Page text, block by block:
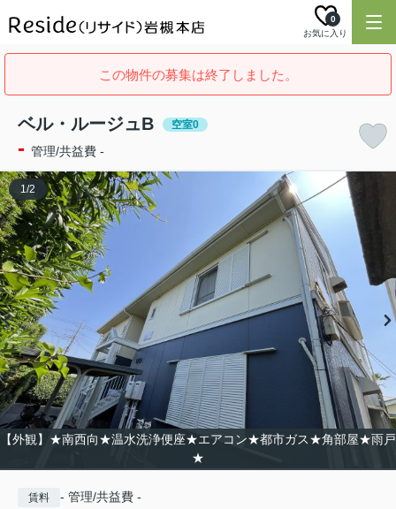
お気に入り
0
この物件の募集は終了しました。
ベル・ルージュB 空室0
- 管理/共益費 -
【外観】★南西向★温水洗浄便座★エアコン★都市ガス★角部屋★雨戸
★
1/2
賃料 - 管理/共益費 -